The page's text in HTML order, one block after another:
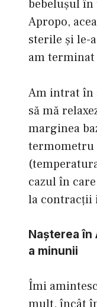
bebeluşul în
Apropo,
sterile şi le-
am terminat
Am intrat în
să mă
marginea
termometru
cazul în
la contracţii
Naşterea în
a minunii
Îmi